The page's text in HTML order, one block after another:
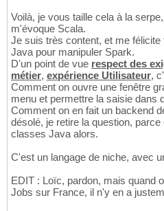
Voilà, je vous taille cela à la
m'évoque Scala.
Je suis très content, et me
Java pour manipuler Spark.
D'un point de vue respect des
métier, expérience Utilisateur,
Comment on ouvre une fenêtre
menu et permettre la saisie dans
Comment on en fait un backend
désolé, je retire la question,
classes Java alors.
C'est un langage de niche, avec
EDIT : Loïc, pardon, mais quand
Jobs sur France, il n'y en a